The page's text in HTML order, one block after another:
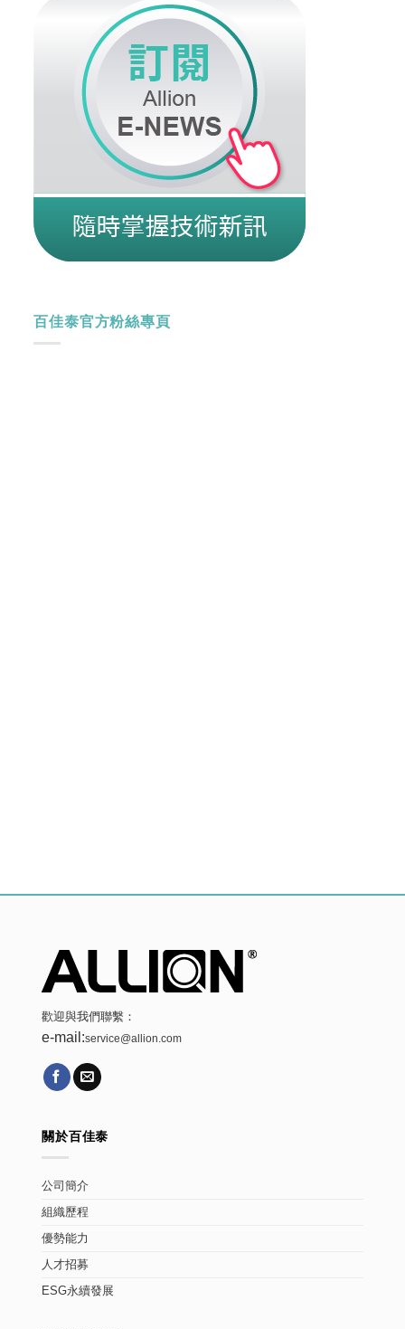
百佳泰官方粉絲專頁
歡迎與我們聯繫：
e-mail:service@allion.com
關於百佳泰
公司簡介
組織歷程
優勢能力
人才招募
ESG永續發展